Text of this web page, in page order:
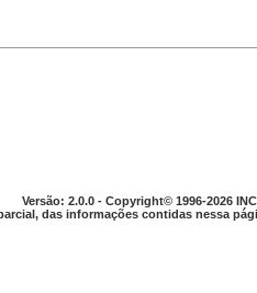
Versão: 2.0.0 - Copyright© 1996-2026
das informações contidas nessa